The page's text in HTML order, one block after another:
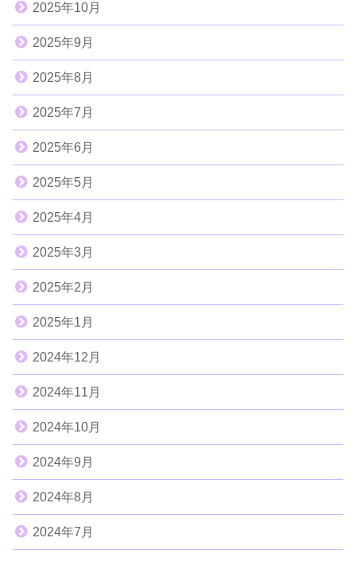
2025年10月
2025年9月
2025年8月
2025年7月
2025年6月
2025年5月
2025年4月
2025年3月
2025年2月
2025年1月
2024年12月
2024年11月
2024年10月
2024年9月
2024年8月
2024年7月